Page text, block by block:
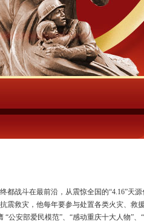
都战斗在最前沿，从震惊全国的“4.16”天
震救灾，他每年要参与处置各类火灾、救
公安部爱民模范”、“感动重庆十大人物”、